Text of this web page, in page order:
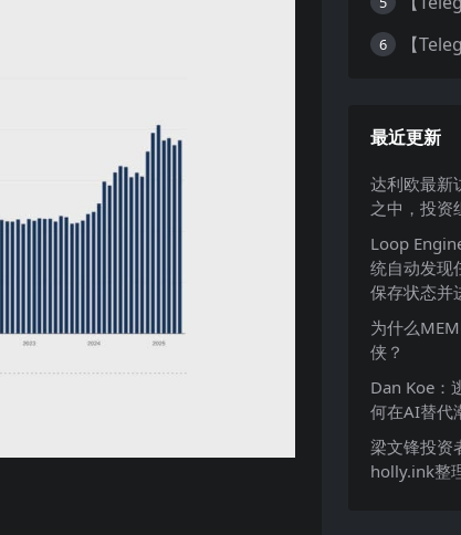
6
最近更新
达利欧最新
之中，投资
Loop
统自动发现
保存状态并
为什么
侠？
Dan Koe：
何在AI替代
梁文锋投资
holly.ink整